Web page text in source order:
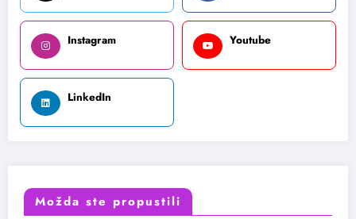
Instagram Youtube
LinkedIn
Možda ste propustili